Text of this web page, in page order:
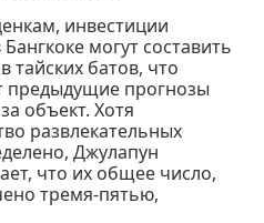
инвестиции
могут составить
тайских батов, что
предыдущие прогнозы
объект. Хотя
развлекательных
Джулапун
что их общее число,
тремя-пятью,